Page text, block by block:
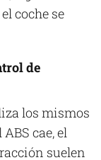
coche se
de
los mismos
cae, el
suelen